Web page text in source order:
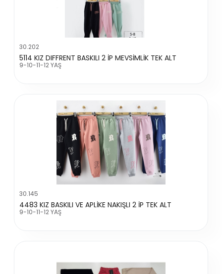
30.202
5114 KIZ DIFFRENT BASKILI 2 İP MEVSİMLİK TEK ALT
9-10-11-12 YAŞ
30.145
4483 KIZ BASKILI VE APLİKE NAKIŞLI 2 İP TEK ALT
9-10-11-12 YAŞ